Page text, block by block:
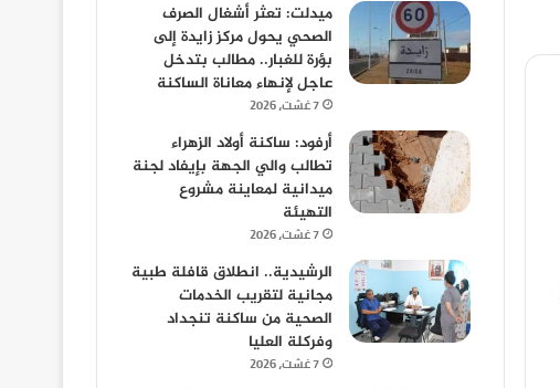
ميدلت: تعثر أشغال الصرف
الصحي يحول مركز زايدة إلى
بؤرة للغبار.. مطالب بتدخل
عاجل لإنهاء معاناة الساكنة
7 غشت، 2026
أرفود: ساكنة أولاد الزهراء
تطالب والي الجهة بإيفاد لجنة
ميدانية لمعاينة مشروع
التهيئة
7 غشت، 2026
الرشيدية.. انطلاق قافلة طبية
مجانية لتقريب الخدمات
الصحية من ساكنة تنجداد
وفركلة العليا
7 غشت، 2026